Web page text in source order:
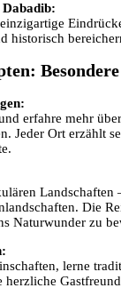
historisch
erfahre mehr
Jeder Ort erzählt
Landschaften
Die
Naturwunder zu
lerne
herzliche